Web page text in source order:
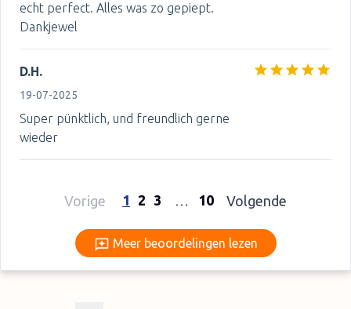
echt perfect. Alles was zo gepiept.
Dankjewel
D.H.
19-07-2025
Super pünktlich, und freundlich gerne
wieder
Vorige 1 2 3 … 10 Volgende
Meer beoordelingen lezen
Meer beoordelingen lezen